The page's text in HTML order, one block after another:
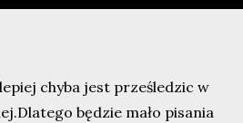
chyba jest prześledzic w
będzie mało pisania